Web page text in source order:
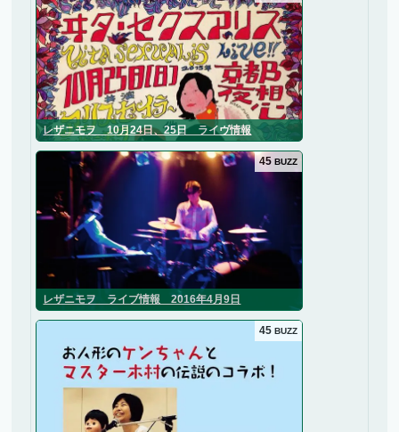
レザニモヲ 10月24日、25日 ライヴ情報
レザニモヲ ライブ情報 2016年4月9日
45 BUZZ
45 BUZZ